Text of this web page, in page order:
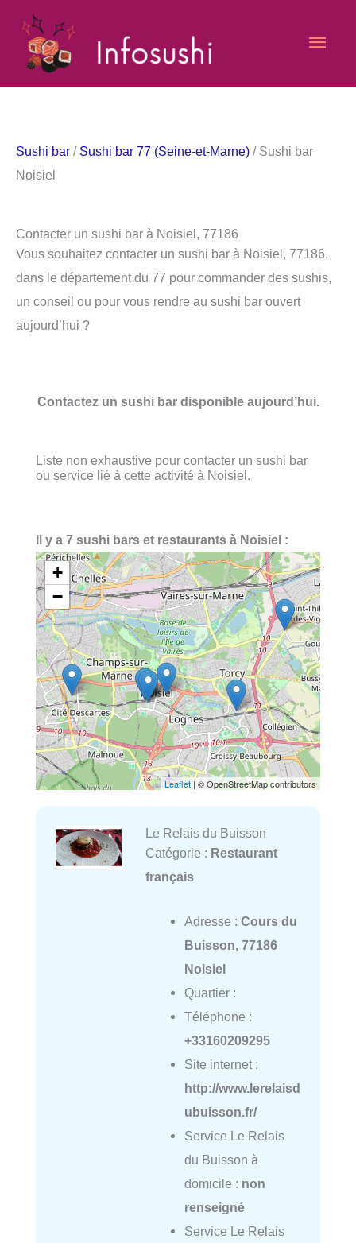
contenu
Sushi bar / Sushi bar 77 (Seine-et-Marne) / Sushi bar
Noisiel
Contacter un sushi bar à Noisiel, 77186
Vous souhaitez contacter un sushi bar à Noisiel, 77186,
dans le département du 77 pour commander des sushis,
un conseil ou pour vous rendre au sushi bar ouvert
aujourd’hui ?
Contactez un sushi bar disponible aujourd’hui.
Liste non exhaustive pour contacter un sushi bar
ou service lié à cette activité à Noisiel.
Il y a 7 sushi bars et restaurants à Noisiel :
+
−
Leaflet| © OpenStreetMap contributors
Le Relais du Buisson
Catégorie : Restaurant
français
Adresse : Cours du
Buisson, 77186
Noisiel
Quartier :
Téléphone :
+33160209295
Site internet :
http://www.lerelaisd
ubuisson.fr/
Service Le Relais
du Buisson à
domicile : non
renseigné
Service Le Relais